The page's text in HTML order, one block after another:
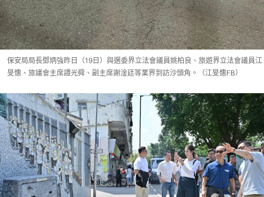
保安局局長鄧炳強昨日（19日）與選委界立法會議員姚柏良、旅遊界立法會議員江
旻憓、旅議會主席譚光舜、副主席謝淦廷等業界到訪沙頭角。（江旻憓FB）